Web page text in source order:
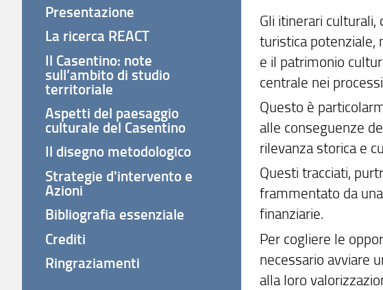
Gli itinerari
turistica potenziale,
e il patrimonio
centrale nei
Questo è
alle conseguenze
rilevanza storica e
Questi tracciati,
frammentato da
finanziarie.
Per cogliere le
necessario avviare
alla loro
Presentazione
La ricerca REACT
Il Casentino: note
sull’ambito di studio
territoriale
Aspetti del paesaggio
culturale del Casentino
Il disegno metodologico
Strategie d'intervento e
Azioni
Bibliografia essenziale
Crediti
Ringraziamenti